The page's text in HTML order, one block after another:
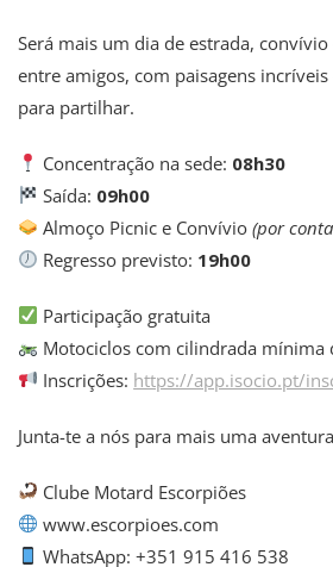
Será mais um dia de estrada,
entre amigos, com paisagens
para partilhar.
Concentração na sede: 08h30
Saída: 09h00
Almoço Picnic e Convívio(por
Regresso previsto: 19h00
Participação gratuita
Motociclos com cilindrada mínima
Inscrições: https://app.isocio.pt/
Junta-te a nós para mais uma
Clube Motard Escorpiões
www.escorpioes.com
WhatsApp: +351 915 416 538